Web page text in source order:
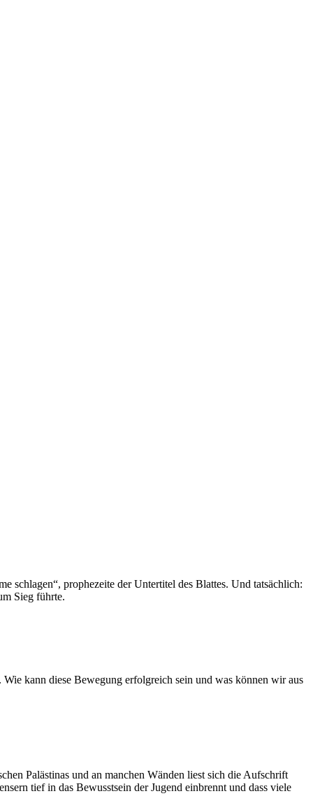
schlagen“, prophezeite der Untertitel des Blattes. Und tatsächlich:
Sieg führte.
kann diese Bewegung erfolgreich sein und was können wir aus
Palästinas und an manchen Wänden liest sich die Aufschrift
tief in das Bewusstsein der Jugend einbrennt und dass viele